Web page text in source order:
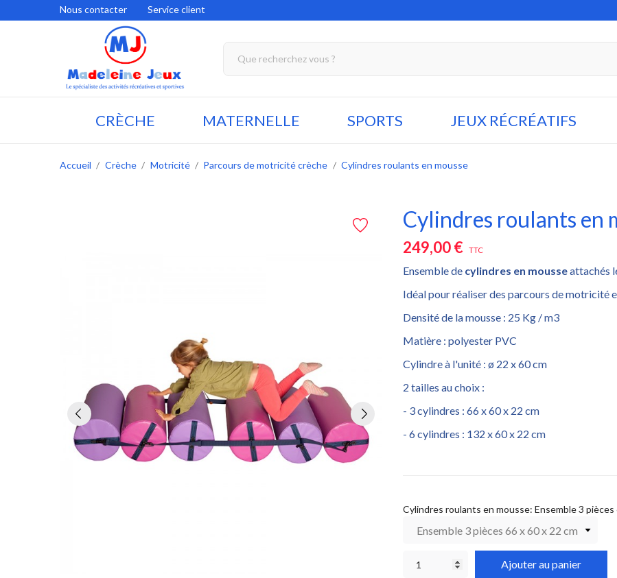
Nous contacter Service client
CRÈCHE MATERNELLE SPORTS JEUX RÉCRÉATIFS
Accueil Crèche Motricité Parcours de motricité crèche Cylindres roulants en mousse
Cylindres roulants en
249,00 € TTC
Ensemble de cylindres en mousseattachés
Idéal pour réaliser des parcours de motricité
Densité de la mousse : 25 Kg / m3
Matière : polyester PVC
Cylindre à l'unité : ø 22 x 60 cm
2 tailles au choix :
- 3 cylindres : 66 x 60 x 22 cm
- 6 cylindres : 132 x 60 x 22 cm
Cylindres roulants en mousse: Ensemble 3 pièces
Ajouter au panier